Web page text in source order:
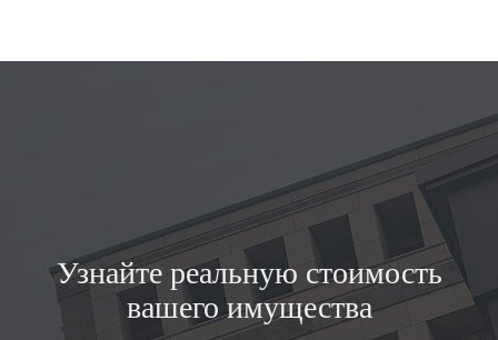
Узнайте реальную стоимость
вашего имущества